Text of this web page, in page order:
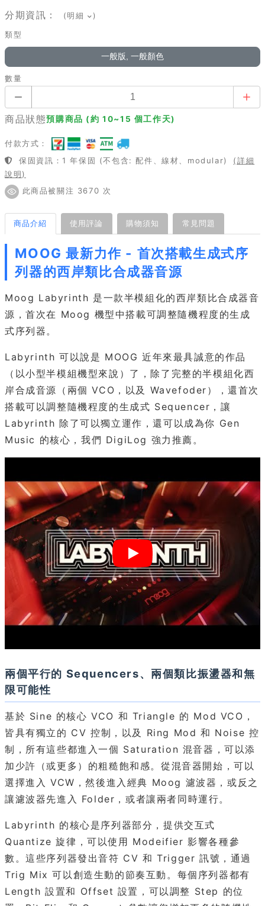
分期資訊： (明細 )
類型
一般版, 一般顏色
數量
商品狀態預購商品 (約 10~15 個工作天)
付款方式：
保固資訊：1 年保固 (不包含: 配件、線材、modular)
(詳細
說明)
此商品被關注 3670 次
商品介紹 使用評論 購物須知 常見問題
MOOG 最新力作 - 首次搭載生成式序
列器的西岸類比合成器音源
Moog Labyrinth 是一款半模組化的西岸類比合成器音
源，首次在 Moog 機型中搭載可調整隨機程度的生成
式序列器。
Labyrinth 可以說是 MOOG 近年來最具誠意的作品
（以小型半模組機型來說）了，除了完整的半模組化西
岸合成音源（兩個 VCO，以及 Wavefoder），還首次
搭載可以調整隨機程度的生成式 Sequencer，讓
Labyrinth 除了可以獨立運作，還可以成為你 Gen
Music 的核心，我們 DigiLog 強力推薦。
兩個平行的 Sequencers、兩個類比振盪器和無
限可能性
基於 Sine 的核心 VCO 和 Triangle 的 Mod VCO，
皆具有獨立的 CV 控制，以及 Ring Mod 和 Noise 控
制，所有這些都進入一個 Saturation 混音器，可以添
加少許（或更多）的粗糙飽和感。從混音器開始，可以
選擇進入 VCW，然後進入經典 Moog 濾波器，或反之
讓濾波器先進入 Folder，或者讓兩者同時運行。
Labyrinth 的核心是序列器部分，提供交互式
Quantize 旋律，可以使用 Modeifier 影響各種參
數。這些序列器發出音符 CV 和 Trigger 訊號，通過
Trig Mix 可以創造生動的節奏互動。每個序列器都有
Length 設置和 Offset 設置，可以調整 Step 的位